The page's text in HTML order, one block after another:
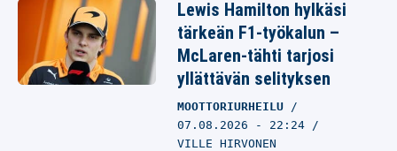
Lewis Hamilton hylkäsi
tärkeän F1-työkalun –
McLaren-tähti tarjosi
yllättävän selityksen
MOOTTORIURHEILU
07.08.2026 - 22:24
VILLE HIRVONEN